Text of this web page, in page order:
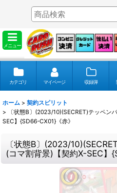
メニュー
カテゴリ マイページ 収録弾
ホーム > 契約スピリット
>
〔状態B〕(2023/10)(SECRET)テッペン
SEC】{SD66-CX01}《赤》
〔状態B〕(2023/
(コマ割背景)【契約X-SEC】